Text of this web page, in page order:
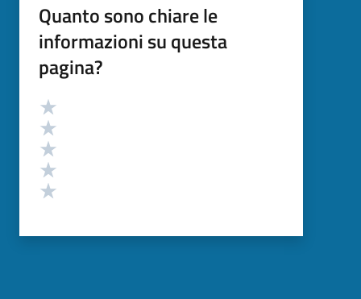
Quanto sono chiare le
informazioni su questa
pagina?
Valutazione